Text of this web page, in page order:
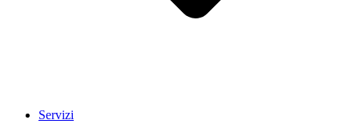
Servizi